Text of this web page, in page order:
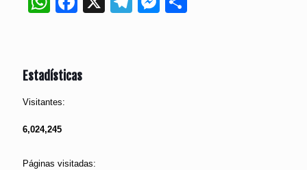
Estadísticas
Visitantes:
6,024,245
Páginas visitadas: